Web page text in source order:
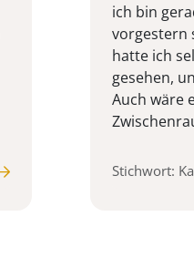
ich bin
vorgestern
hatte ich
gesehen,
Auch wäre
Stichwort: